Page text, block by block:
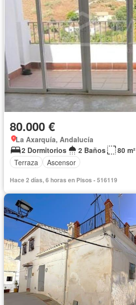
80.000 €
La Axarquía, Andalucía
2 Dormitorios
2 Baños
80 m²
Terraza
Ascensor
Hace 2 días, 6 horas en Pisos - 516119